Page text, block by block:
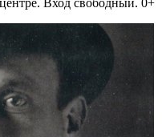
Вход свободный. 0+